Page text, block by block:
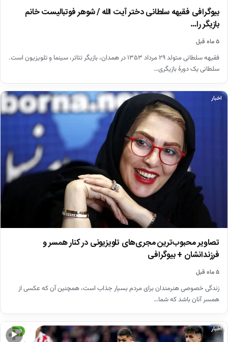
بیوگرافی فقیهه سلطانی دختر آیت الله / شوهر فوتبالیست خانم
بازیگر را…
۵ ماه قبل
فقیهه سلطانی متولد ۲۹ مرداد ۱۳۵۳ در همدان، بازیگر تئاتر، سینما و تلویزیون است.
سلطانی یک دورهٔ بازیگری…
اخبار
تصاویر محبوب‌ترین مجری‌های تلویزیونی در کنار همسر و
فرزندانشان + بیوگرافی
۵ ماه قبل
زندگی خصوصی هنرمندان برای مردم بسیار جذاب است، همچنین آن که عکسی از
همسر آنان باشد که شما…
▶
اخبار